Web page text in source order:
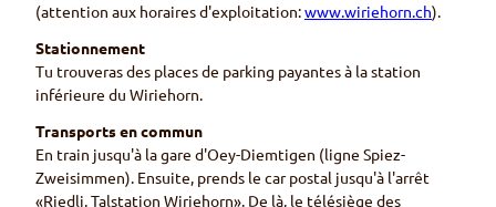
(attention aux horaires d'exploitation:www.wiriehorn.ch).
Stationnement
Tu trouveras des places de parking payantes à la station
inférieure du Wiriehorn.
Transports en commun
En train jusqu'à la gare d'Oey-Diemtigen (ligne Spiez-
Zweisimmen). Ensuite, prends le car postal jusqu'à l'arrêt
«Riedli, Talstation Wiriehorn». De là, le télésiège des